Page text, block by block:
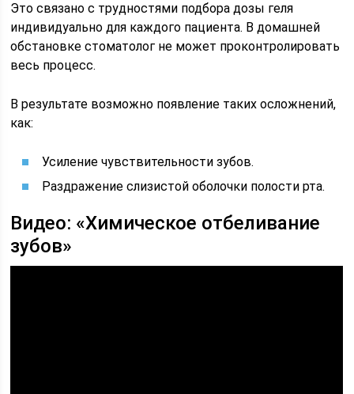
Это связано с трудностями подбора дозы геля
индивидуально для каждого пациента. В домашней
обстановке стоматолог не может проконтролировать
весь процесс.
В результате возможно появление таких осложнений,
как:
Усиление чувствительности зубов.
Раздражение слизистой оболочки полости рта.
Видео: «Химическое отбеливание
зубов»